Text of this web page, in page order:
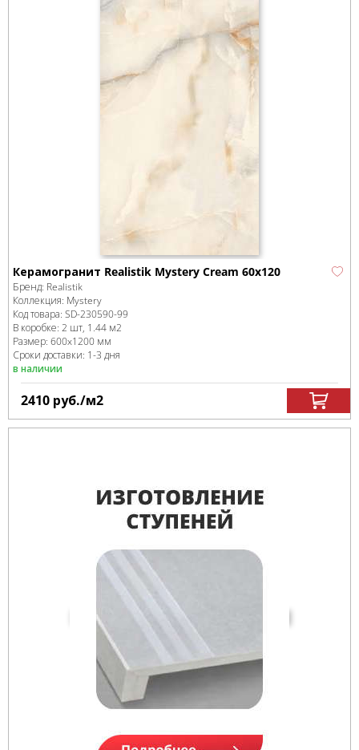
Керамогранит Realistik Mystery Cream 60х120
Бренд: Realistik
Коллекция: Mystery
Код товара: SD-230590-99
В коробке: 2 шт, 1.44 м2
Размер: 600x1200 мм
Сроки доставки: 1-3 дня
в наличии
2410 руб./м2